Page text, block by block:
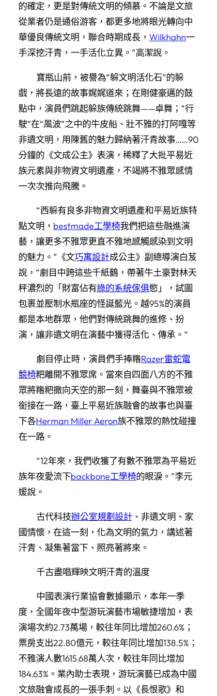
的確定，更是對傳統文明的傾慕。不論是文旅
從業者仍是通俗游客，都更多地將眼光轉向中
華優良傳統文明，聯合時期成長， Wilkhahn一
手深挖汗青，一手活化立異。”高潔說。
寶瓶山前，被譽為“躲文明活化石”的躲
戲，將長遠的故事娓娓道來；在剛健豪邁的鼓
點中，演員們跳起躲族傳統跳舞——卓舞；“行
駛”在“風波”之中的牛皮船、壯不雅的打阿嘎等
非遺文明，用陳舊的魅力歸納著汗青故事……90
分鐘的《文成公主》表演，稀釋了大批平易近
族元素與非物資文明遺產，不竭將不雅眾感情
一次次推向飛騰。
“西躲有良多非物資文明遺產和平易近族特
點文明， bestmade工學椅我們把這些融進演
藝，讓更多不雅眾更直不雅地感觸感染到文明
的魅力。”《文巧寓設計成公主》副總導演白芨
說，“劇目中跨這些千紙鶴，帶著牛土豪對林天
秤濃烈的「財富佔有綠的系統傢俱慾」，試圖
包裹並壓制水瓶座的怪誕藍光。越95%的演員
都是本地群眾，他們對傳統跳舞的進修、扮
演，讓非遺文明在演藝中獲得活化、傳承。”
劇目停止時，演員們手捧糌Razer雷蛇電
競椅粑離開不雅眾席。當來自四面八方的不雅
眾將糌粑撒向天空的那一刻，舞臺與不雅眾被
銜接在一路，臺上平易近族融會的故事也與臺
下各Herman Miller Aeron族不雅眾的熱忱碰撞
在一路。
“12年來，我們收獲了有數不雅眾為平易近
族年夜愛流下backbone工學椅的眼淚。”李元
媛說。
古代科技辦公室規劃設計、非遺文明、家
國情懷，在這一刻，化為文明的氣力，講述著
汗青、凝集著當下、照亮著將來。
千古盡唱輝映文明汗青的溫度
中國表演行業協會數據顯示，本年一季
度，全國年夜中型游玩演藝市場敏捷增加，表
演場次約2.73萬場，較往年同比增加260.6%；
票房支出22.80億元，較往年同比增加138.5%；
不雅演人數1615.68萬人次，較往年同比增加
184.63%。業內助士表現，游玩演藝已成為中國
文旅融會成長的一張手刺。以《長恨歌》和